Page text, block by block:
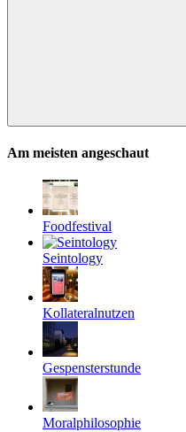
Suchen
Am meisten angeschaut
Foodfestival
Seintology
Kollateralnutzen
Gespensterstunde
Moralphilosophie